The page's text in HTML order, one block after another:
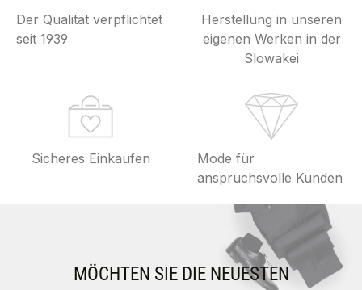
Der Qualität verpflichtet
seit 1939
Herstellung in unseren
eigenen Werken in der
Slowakei
Sicheres Einkaufen
Mode für
anspruchsvolle Kunden
MÖCHTEN SIE DIE NEUESTEN